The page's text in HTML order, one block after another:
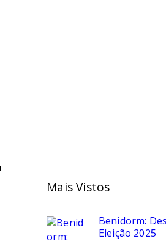
Mais Vistos
Benidorm:
Eleição 2025